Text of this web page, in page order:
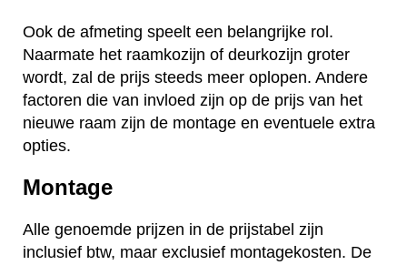
Ook de afmeting speelt een belangrijke rol.
Naarmate het raamkozijn of deurkozijn groter
wordt, zal de prijs steeds meer oplopen. Andere
factoren die van invloed zijn op de prijs van het
nieuwe raam zijn de montage en eventuele extra
opties.
Montage
Alle genoemde prijzen in de prijstabel zijn
inclusief btw, maar exclusief montagekosten. De